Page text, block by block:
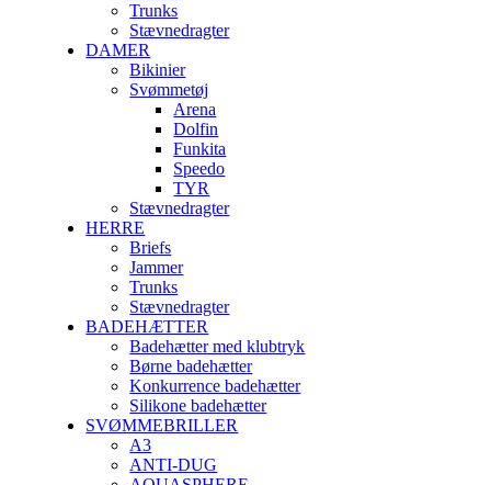
Trunks
Stævnedragter
DAMER
Bikinier
Svømmetøj
Arena
Dolfin
Funkita
Speedo
TYR
Stævnedragter
HERRE
Briefs
Jammer
Trunks
Stævnedragter
BADEHÆTTER
Badehætter med klubtryk
Børne badehætter
Konkurrence badehætter
Silikone badehætter
SVØMMEBRILLER
A3
ANTI-DUG